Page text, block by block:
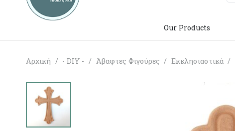
Our Products
Αρχική / - DIY - / Άβαφτες Φιγούρες / Εκκλησιαστικά /